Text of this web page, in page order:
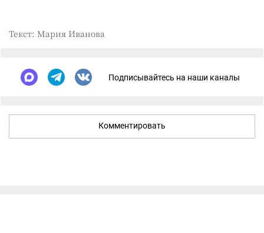
Текст: Мария Иванова
Подписывайтесь на наши каналы
Комментировать